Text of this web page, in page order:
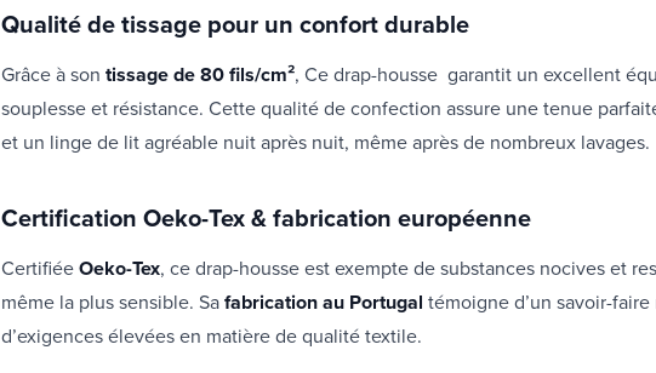
Qualité de tissage pour un confort durable
Grâce à son tissage de 80 fils/cm², Ce drap-housse garantit un excellent
souplesse et résistance. Cette qualité de confection assure une tenue
et un linge de lit agréable nuit après nuit, même après de nombreux lavages.
Certification Oeko-Tex & fabrication européenne
CertifiéeOeko-Tex, ce drap-housse est exempte de substances nocives et
même la plus sensible. Safabrication au Portugal témoigne d’un savoir-
d’exigences élevées en matière de qualité textile.